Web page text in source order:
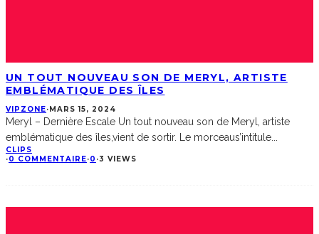
UN TOUT NOUVEAU SON DE MERYL, ARTISTE
EMBLÉMATIQUE DES ÎLES
VIPZONE· MARS 15, 2024
Meryl – Dernière Escale Un tout nouveau son de Meryl, artiste
emblématique des îles,vient de sortir. Le morceaus’intitule...
CLIPS
·0 COMMENTAIRE·0 ·3 VIEWS